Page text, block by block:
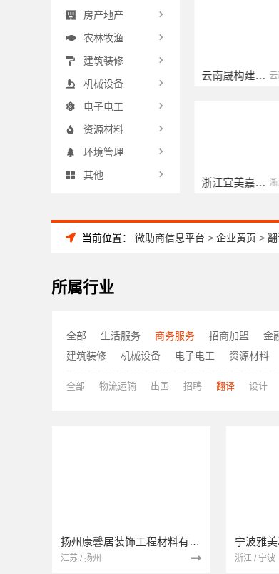
云南晟构建筑建材有限公司
浙江宜美嘉装饰工程有限公司
房产地产
农林牧渔
建筑装修
机械设备
电子电工
资源材料
环境管理
其他
当前位置： 微助商信息平台 > 企业黄页 >
所属行业
全部 生活服务 商务服务 招商加盟 金
建筑装修
机械设备 电子电工 资源材料
全部 物流运输 出国 招聘 翻译 设计
扬州康馨居装饰工程材料有限公司
江苏 / 扬州 浙江 / 宁波